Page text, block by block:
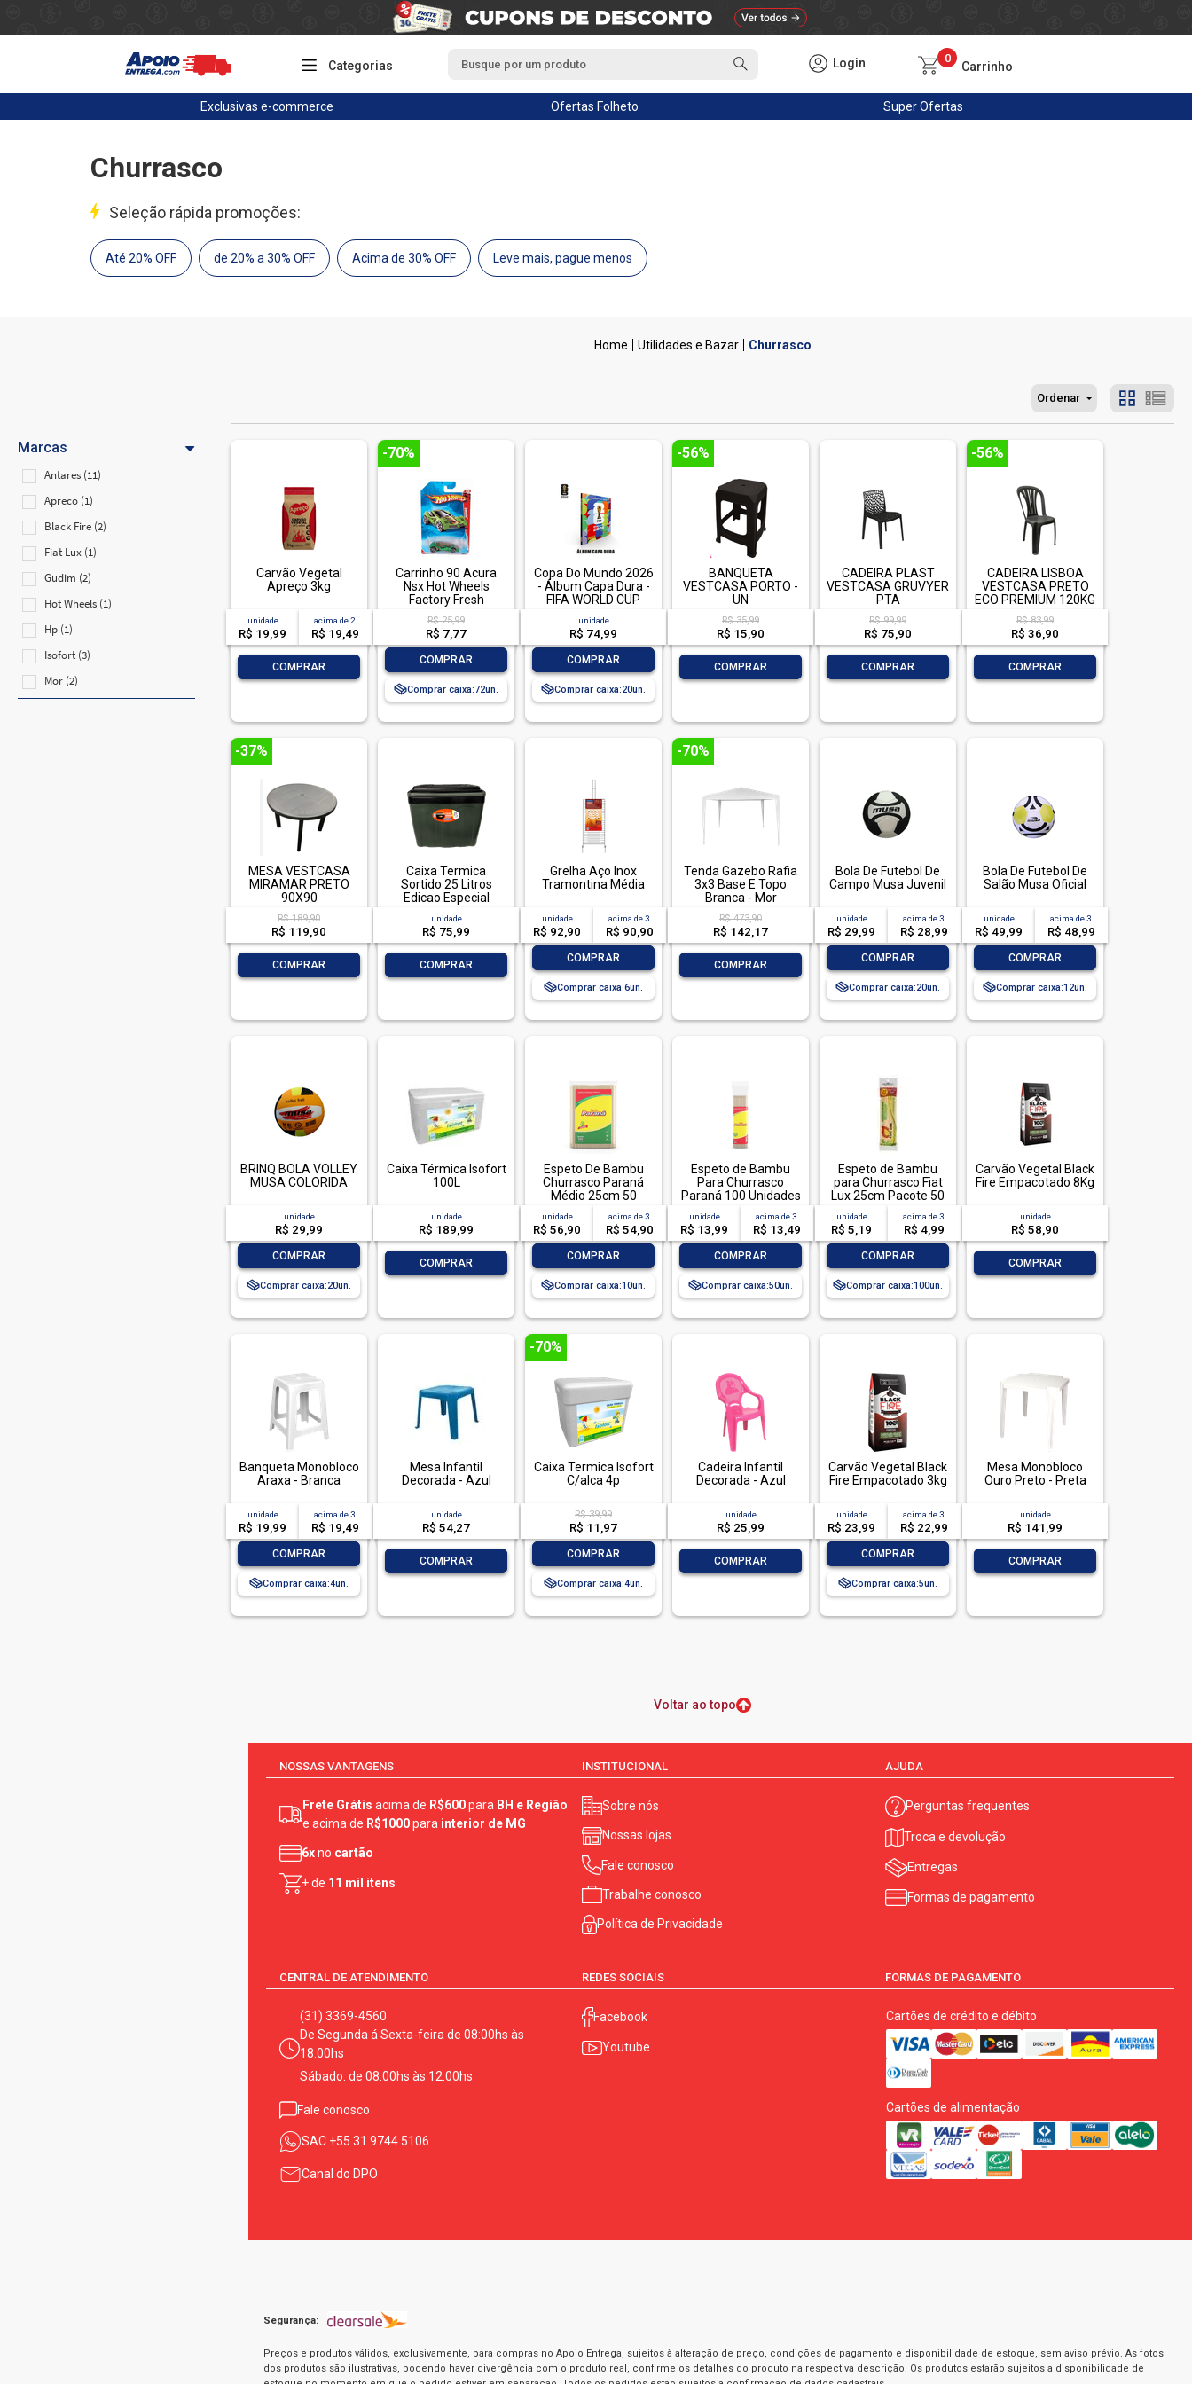
Categorias Login 0
Carrinho
Exclusivas e-commerce Ofertas Folheto SuperOfertas
Churrasco
Seleção rápida promoções:
Até 20% OFF de 20% a 30% OFF Acima de 30% OFF Leve mais, pague menos
Marcas
Antares (11)
Apreco (1)
Black Fire (2)
Fiat Lux (1)
Gudim (2)
Hot Wheels (1)
Hp (1)
Isofort (3)
Mor (2)
Utilidades e Bazar Churrasco
Ordenar
Carvão Vegetal
Apreço 3kg
unidade
R$ 19,99
acima de2
R$ 19,49
COMPRAR
-70%
Carrinho 90 Acura
Nsx Hot Wheels
Factory Fresh
R$ 25,99
R$ 7,77
COMPRAR
Comprar caixa:72
Copa Do Mundo 2026
- Álbum Capa Dura -
FIFA WORLD CUP
unidade
R$ 74,99
COMPRAR
Comprar caixa:20
-56%
BANQUETA
VESTCASA PORTO -
UN
R$ 35,99
R$ 15,90
COMPRAR
CADEIRA PLAST
VESTCASA GRUVYER
PTA
R$ 99,99
R$ 75,90
COMPRAR
-56%
CADEIRA LISBOA
VESTCASA PRETO
ECO PREMIUM 120KG
R$ 83,99
R$ 36,90
COMPRAR
-37%
MESA VESTCASA
MIRAMAR PRETO
90X90
R$ 189,90
R$ 119,90
COMPRAR
Caixa Termica
Sortido 25 Litros
Edicao Especial
unidade
R$ 75,99
COMPRAR
Grelha Aço Inox
Tramontina Média
unidade
R$ 92,90
acima de3
R$ 90,90
COMPRAR
Comprar caixa:6
-70%
Tenda Gazebo Rafia
3x3 Base E Topo
Branca - Mor
R$ 473,90
R$ 142,17
COMPRAR
Bola De Futebol De
Campo Musa Juvenil
unidade
R$ 29,99
acima de3
R$ 28,99
COMPRAR
Comprar caixa:20
Bola De Futebol De
Salão Musa Oficial
unidade
R$ 49,99
acima de3
R$ 48,99
COMPRAR
Comprar caixa:12
BRINQ BOLA VOLLEY
MUSA COLORIDA
unidade
R$ 29,99
COMPRAR
Comprar caixa:20
Caixa Térmica Isofort
100L
unidade
R$ 189,99
COMPRAR
Espeto De Bambu
Churrasco Paraná
Médio 25cm 50
Unidades
unidade
R$ 56,90
acima de3
R$ 54,90
COMPRAR
Comprar caixa:10
Espeto de Bambu
Para Churrasco
Paraná 100 Unidades
unidade
R$ 13,99
acima de3
R$ 13,49
COMPRAR
Comprar caixa:50
Espeto de Bambu
para Churrasco Fiat
Lux 25cm Pacote 50
Unidades
unidade
R$ 5,19
acima de3
R$ 4,99
COMPRAR
Comprar caixa:100
Carvão Vegetal Black
Fire Empacotado 8Kg
unidade
R$ 58,90
COMPRAR
Banqueta Monobloco
Araxa - Branca
unidade
R$ 19,99
acima de3
R$ 19,49
COMPRAR
Comprar caixa:4
Mesa Infantil
Decorada - Azul
unidade
R$ 54,27
COMPRAR
-70%
Caixa Termica Isofort
C/alca 4p
R$ 39,99
R$ 11,97
COMPRAR
Comprar caixa:4
Cadeira Infantil
Decorada - Azul
unidade
R$ 25,99
COMPRAR
Carvão Vegetal Black
Fire Empacotado 3kg
unidade
R$ 23,99
acima de3
R$ 22,99
COMPRAR
Comprar caixa:5
Mesa Monobloco
Ouro Preto - Preta
unidade
R$ 141,99
COMPRAR
Voltar ao topo
NOSSAS VANTAGENS
Frete Grátis acima de R$600para BH e Região
e acima de R$1000para interior de MG
6xno cartão
+ de 11 mil itens
INSTITUCIONAL
Sobre nós
Nossas lojas
Fale conosco
Trabalhe conosco
Política de Privacidade
AJUDA
Perguntas frequentes
Troca e devolução
Entregas
Formas de pagamento
CENTRAL DE ATENDIMENTO
(31) 3369-4560
De Segunda á Sexta-feira de 08:00hs às
18:00hs
Sábado: de 08:00hs às 12:00hs
Fale conosco
SAC +55 31 9744 5106
Canal do DPO
REDES SOCIAIS
Facebook
Youtube
FORMAS DE PAGAMENTO
Cartões de crédito e débito
Cartões de alimentação
Segurança:
Preços e produtos válidos, exclusivamente, para compras no Apoio Entrega, sujeitos à alteração de preço, condições de pagamento e disponibilidade de estoque, sem aviso prévio. As fotos
dos produtos são ilustrativas, podendo haver divergência com o produto real, confirme os detalhes do produto na respectiva descrição. Os produtos estarão sujeitos a disponibilidade de